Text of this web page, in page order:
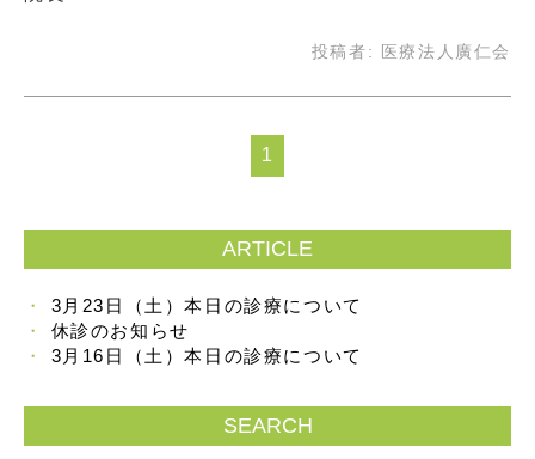
投稿者: 医療法人廣仁会
1
ARTICLE
3月23日（土）本日の診療について
休診のお知らせ
3月16日（土）本日の診療について
SEARCH